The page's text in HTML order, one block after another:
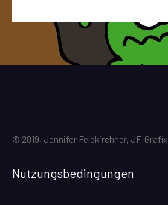
© 2019, Jennifer Feldkirchner, JF-Grafix
Nutzungsbedingungen